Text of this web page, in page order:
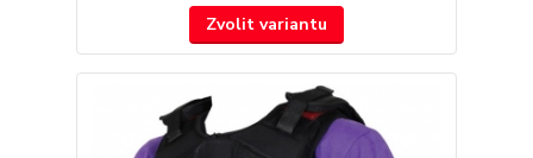
Zvolit variantu